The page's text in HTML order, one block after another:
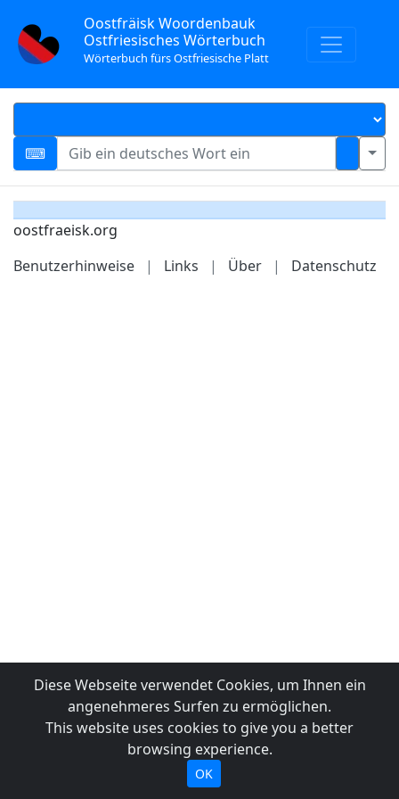
Oostfräisk Woordenbauk
Ostfriesisches Wörterbuch
Wörterbuch fürs Ostfriesische Platt
oostfraeisk.org
Benutzerhinweise
| Links | Über | Datenschutz
Diese Webseite verwendet Cookies, um Ihnen ein
angenehmeres Surfen zu ermöglichen.
This website uses cookies to give you a better
browsing experience.
OK